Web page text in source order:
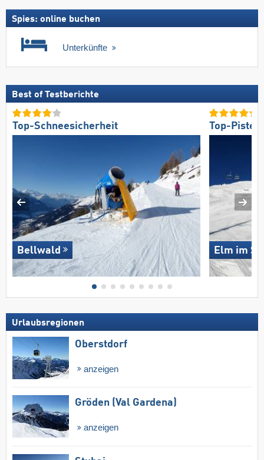
Spies: online buchen
Unterkünfte
Best of Testberichte
Top-Schneesicherheit
Bellwald
Top-
Elm im
Urlaubsregionen
Oberstdorf
anzeigen
Gröden (Val Gardena)
anzeigen